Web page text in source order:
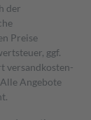
der
Preise
ggf.
versand­kosten­
Angebote